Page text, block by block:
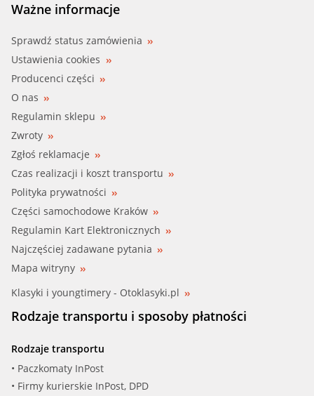
Ważne informacje
Sprawdź status zamówienia
Ustawienia cookies
Producenci części
O nas
Regulamin sklepu
Zwroty
Zgłoś reklamacje
Czas realizacji i koszt transportu
Polityka prywatności
Części samochodowe Kraków
Regulamin Kart Elektronicznych
Najczęściej zadawane pytania
Mapa witryny
Klasyki i youngtimery - Otoklasyki.pl
Rodzaje transportu i sposoby płatności
Rodzaje transportu
• Paczkomaty InPost
• Firmy kurierskie InPost, DPD